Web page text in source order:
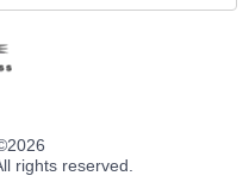
2026
rights reserved.